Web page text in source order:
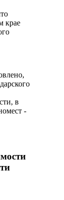
крае
в
-